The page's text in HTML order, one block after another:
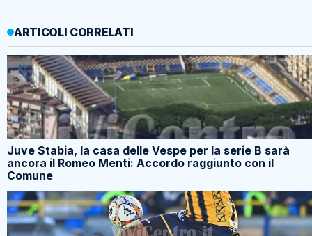
ARTICOLI CORRELATI
Juve Stabia, la casa delle Vespe per la serie B sarà
ancora il Romeo Menti: Accordo raggiunto con il
Comune